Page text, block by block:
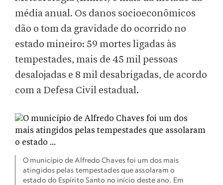
média anual. Os danos socioeconômicos
dão o tom da gravidade do ocorrido no
estado mineiro: 59 mortes ligadas às
tempestades, mais de 45 mil pessoas
desalojadas e 8 mil desabrigadas, de acordo
com a Defesa Civil estadual.
O município de Alfredo Chaves foi um dos mais
atingidos pelas tempestades que assolaram o
estado do Espírito Santo no início deste ano. Em